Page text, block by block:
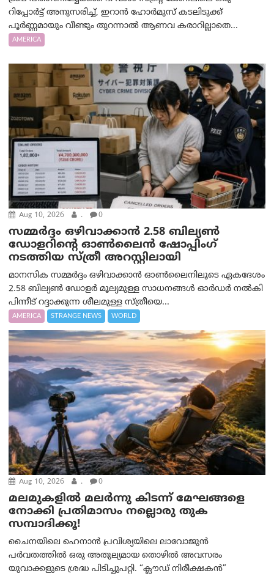
റിപ്പോർട്ട് അനുസരിച്ച്, ഇറാൻ ഹോർമുസ് കടലിടുക്ക്
പൂർണ്ണമായും വീണ്ടും തുറന്നാൽ ആണവ കരാറില്ലാതെ...
AMERICA
Aug 10, 2026 . 0
സമ്മര്‍ദ്ദം ഒഴിവാക്കാന്‍ 2.58 ബില്യൺ
ഡോളറിന്റെ ഓണ്‍ലൈന്‍ ഷോപ്പിംഗ്
നടത്തിയ സ്ത്രീ അറസ്റ്റിലായി
മാനസിക സമ്മര്‍ദ്ദം ഒഴിവാക്കാന്‍ ഓണ്‍ലൈനിലൂടെ ഏകദേശം
2.58 ബില്യൺ ഡോളർ മൂല്യമുള്ള സാധനങ്ങള്‍ ഓര്‍ഡര്‍ നല്‍കി
പിന്നീട് റദ്ദാക്കുന്ന ശീലമുള്ള സ്ത്രീയെ...
AMERICA STRANGE NEWS WORLD
Aug 10, 2026 . 0
മലമുകളില്‍ മലര്‍ന്നു കിടന്ന് മേഘങ്ങളെ
നോക്കി പ്രതിമാസം നല്ലൊരു തുക
സമ്പാദിക്കൂ!
ചൈനയിലെ ഹെനാൻ പ്രവിശ്യയിലെ ലാവോജുൻ
പർവതത്തിൽ ഒരു അതുല്യമായ തൊഴിൽ അവസരം
യുവാക്കളുടെ ശ്രദ്ധ പിടിച്ചുപറ്റി. “ക്ലൗഡ് നിരീക്ഷകൻ”